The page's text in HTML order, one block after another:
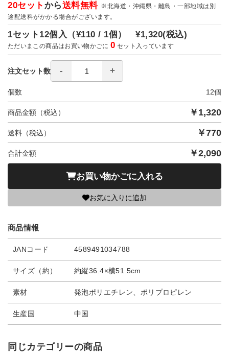
20セット から送料無料 ※北海道・沖縄県・離島・一部地域は別
途配送料がかかる場合がございます。
1セット12個入（¥110 / 1個）¥1,320(税込)
ただいまこの商品はお買い物かごに0 セット入っています
注文セット数
個数 12個
商品金額（税込） ￥ 1,320
送料（税込） ￥770
合計金額 ￥2,090
お買い物かごに入れる
お気に入りに追加
商品情報
JANコード 4589491034788
サイズ（約） 約縦36.4×横51.5cm
素材 発泡ポリエチレン、ポリプロピレン
生産国 中国
同じカテゴリーの商品